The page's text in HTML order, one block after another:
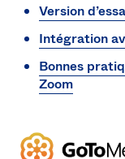
Version
Intégration
Bonnes
Zoom